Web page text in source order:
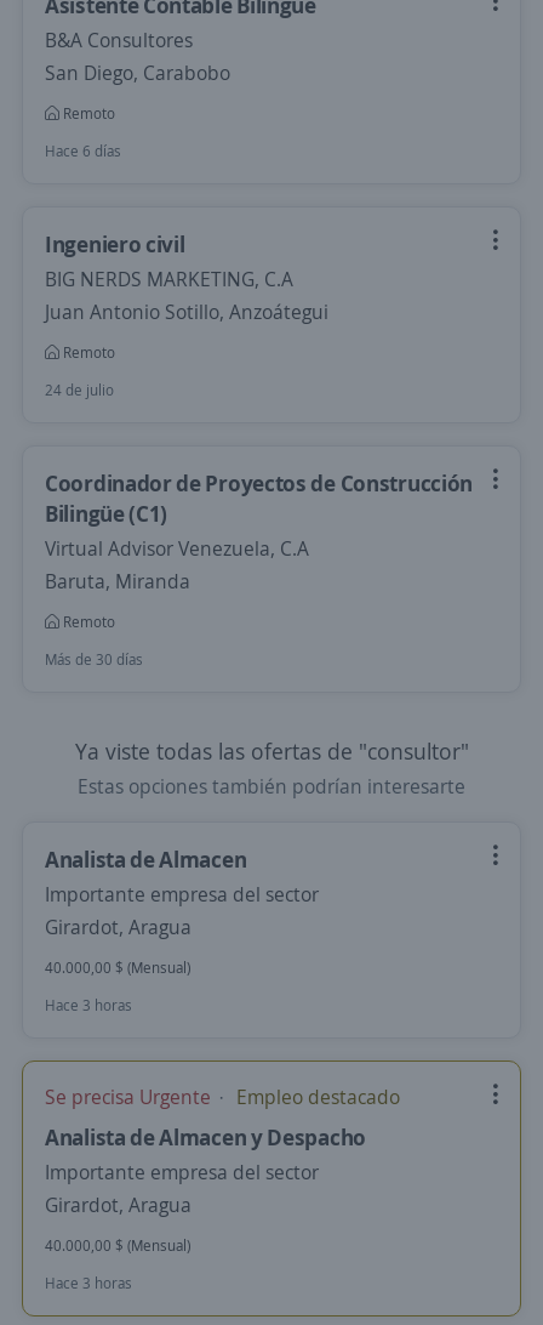
B&A Consultores
San Diego, Carabobo
Remoto
Hace 6 días
Ingeniero civil
BIG NERDS MARKETING, C.A
Juan Antonio Sotillo, Anzoátegui
Remoto
24 de julio
Coordinador de Proyectos de Construcción
Bilingüe (C1)
Virtual Advisor Venezuela, C.A
Baruta, Miranda
Remoto
Más de 30 días
Ya viste todas las ofertas de "consultor"
Estas opciones también podrían interesarte
Analista de Almacen
Importante empresa del sector
Girardot, Aragua
40.000,00 $ (Mensual)
Hace 3 horas
Se precisa Urgente Empleo destacado
Analista de Almacen y Despacho
Importante empresa del sector
Girardot, Aragua
40.000,00 $ (Mensual)
Hace 3 horas